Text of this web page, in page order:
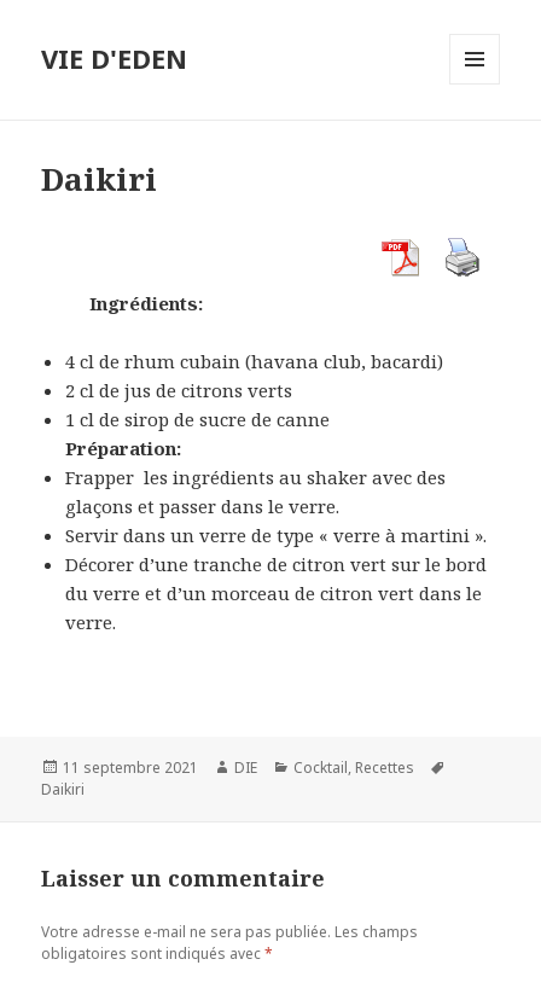
VIE D'EDEN
Daikiri
Ingrédients:
4 cl de rhum cubain (havana club, bacardi)
2 cl de jus de citrons verts
1 cl de sirop de sucre de canne
Préparation:
Frapper les ingrédients au shaker avec des
glaçons et passer dans le verre.
Servir dans un verre de type « verre à martini ».
Décorer d’une tranche de citron vert sur le bord
du verre et d’un morceau de citron vert dans le
verre.
Publié
le
11 septembre 2021 Auteur
DIE Catégories
Cocktail, Recettes
Daikiri
Laisser un commentaire
Votre adresse e-mail ne sera pas publiée. Les champs
obligatoires sont indiqués avec*